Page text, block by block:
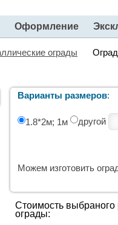
Оформление
ограды
Варианты размеров:
1.8*2м; 1м другой
Можем изготовить
Стоимость выбраного
ограды: